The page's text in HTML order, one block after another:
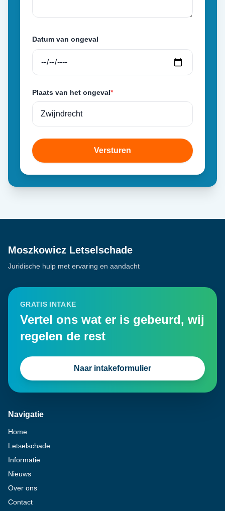
Datum van ongeval
Plaats van het ongeval*
Versturen
Moszkowicz Letselschade
Juridische hulp met ervaring en aandacht
GRATIS INTAKE
Vertel ons wat er is gebeurd, wij
regelen de rest
Naar intakeformulier
Navigatie
Home
Letselschade
Informatie
Nieuws
Over ons
Contact